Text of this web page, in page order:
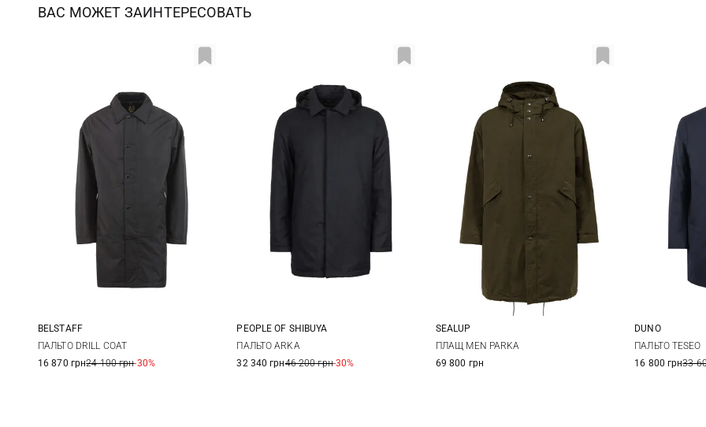
ВАС МОЖЕТ ЗАИНТЕРЕСОВАТЬ
M L
BELSTAFF
ПАЛЬТО DRILL COAT
16 870 грн24 100 грн-30%
48
PEOPLE OF SHIBUYA
ПАЛЬТО ARKA
32 340 грн46 200 грн-30%
48 50
SEALUP
ПЛАЩ MEN PARKA
69 800 грн
48 50
DUNO
ПАЛЬТО TESEO
16 800 грн33